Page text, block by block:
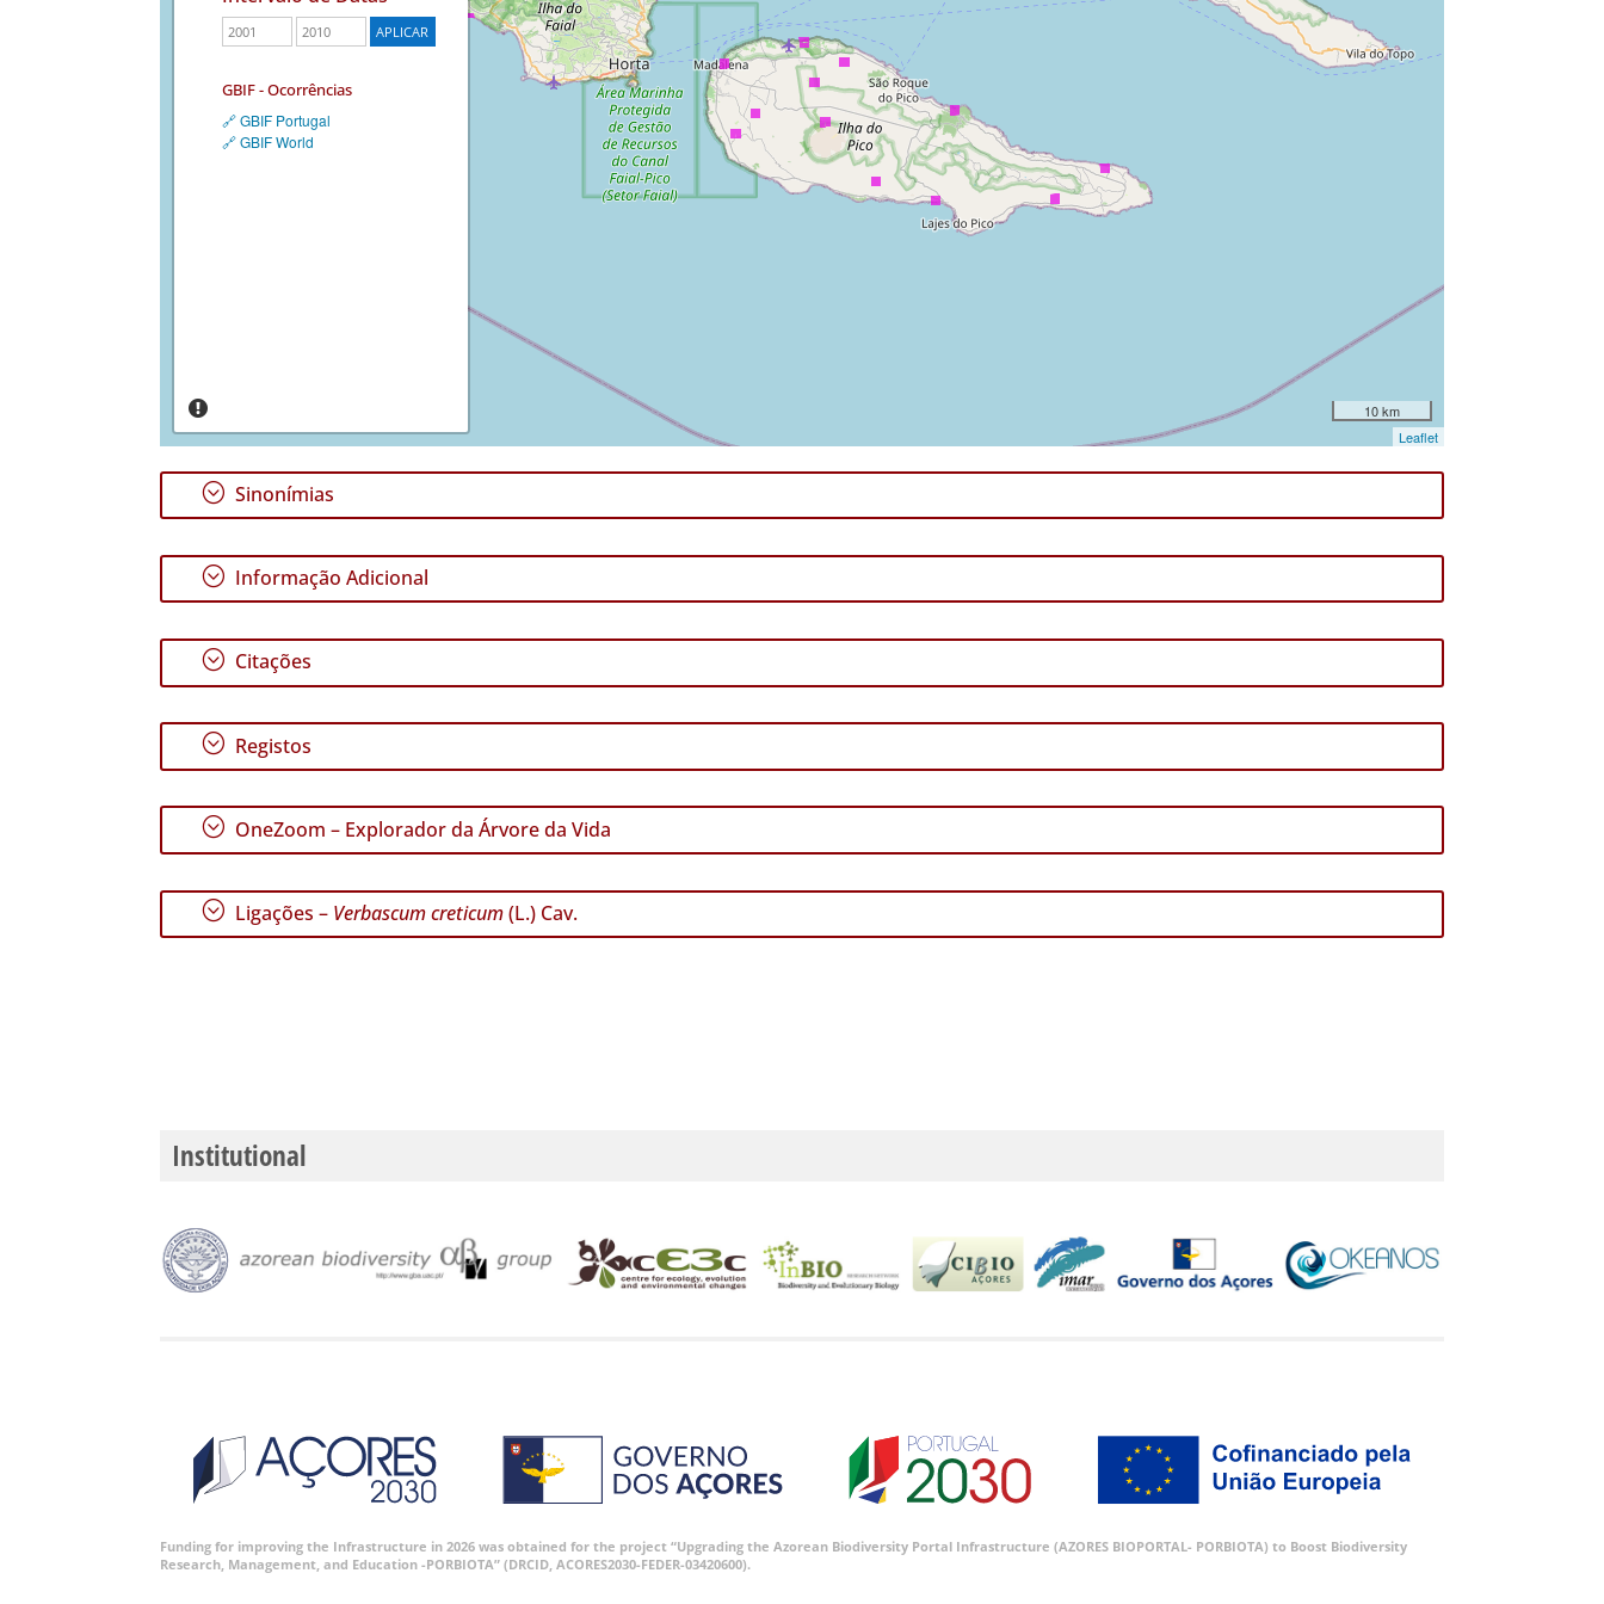
GBIF - Ocorrências
🔗 GBIF Portugal
🔗 GBIF World
10 km
Leaflet
; Sinonímias
; Informação Adicional
; Citações
; Registos
; OneZoom – Explorador da Árvore da Vida
; Ligações – Verbascum creticum(L.) Cav.
Institutional
Funding for improving the Infrastructure in 2026 was obtained for the project “Upgrading the Azorean Biodiversity Portal Infrastructure (AZORES BIOPORTAL- PORBIOTA) to Boost Biodiversity
Research, Management, and Education -PORBIOTA” (DRCID, ACORES2030-FEDER-03420600).